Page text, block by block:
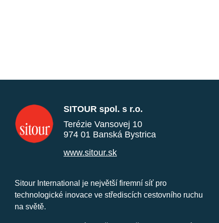
SITOUR spol. s r.o.
Terézie Vansovej 10
974 01 Banská Bystrica
www.sitour.sk
Sitour International je největší firemní síť pro
technologické inovace ve střediscích cestovního ruchu
na světě.